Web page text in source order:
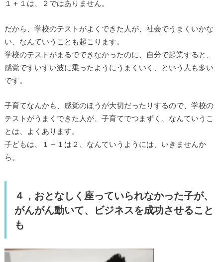
１＋１は、２ではありません。
だから、学校のテストがよくできた人が、社会でうまくいかな
い、なんていうことも起こります。
学校のテストがまるでできなかったのに、自分で起業すると、
感覚ですいすい波に乗ったようにうまくいく、という人も多い
です。
子育てなんかも、感覚のほうが大切だったりするので、学校の
テストがうまくできた人が、子育てでつまずく、なんていうこ
とは、よくあります。
子どもは、１＋１は２、なんていうようには、いきませんか
ら。
４，おとなしく座っていられなかった子が、
がんがん動いて、ビジネスを成功させること
も